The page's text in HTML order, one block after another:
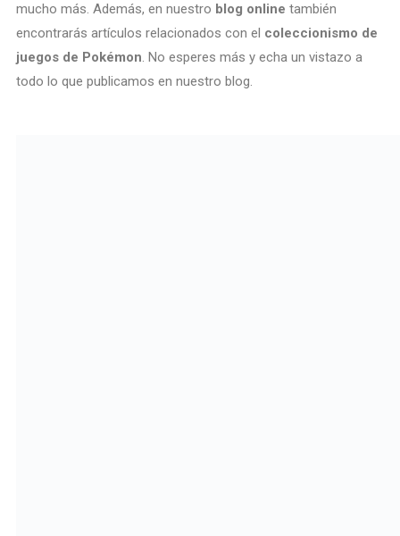
mucho más. Además, en nuestro blog online también
encontrarás artículos relacionados con el coleccionismo de
juegos de Pokémon. No esperes más y echa un vistazo a
todo lo que publicamos en nuestro blog.